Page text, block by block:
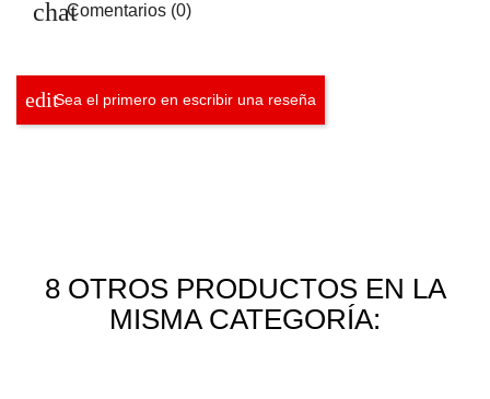
Comentarios (0)
Sea el primero en escribir una reseña
8 OTROS PRODUCTOS EN LA
MISMA CATEGORÍA: